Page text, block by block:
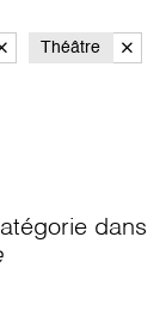
Théâtre
dans